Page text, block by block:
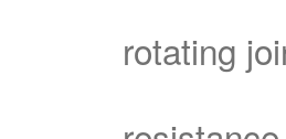
rotating